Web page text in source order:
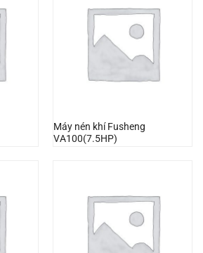
Máy nén khí Fusheng
VA100(7.5HP)